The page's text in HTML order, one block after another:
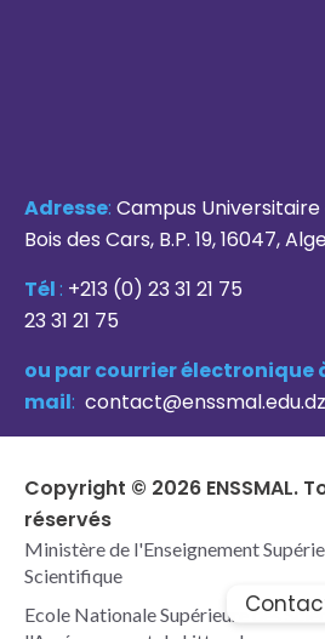
Adresse: Campus
Bois des Cars, B.P. 19, 16047,
Tél : +213 (0) 23 31 21 75
23 31 21 75
ou par courrier électronique
mail: contact@enssmal.edu.dz
Copyright © 2026 ENSSMAL.
réservés
Ministère de l'Enseignement
Scientifique
Ecole Nationale Supérieure des